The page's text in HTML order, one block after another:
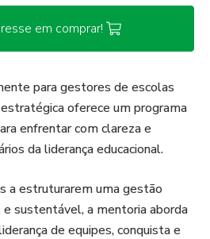
em comprar!
para gestores de escolas
oferece um programa
enfrentar com clareza e
da liderança educacional.
a estruturarem uma gestão
sustentável, a mentoria aborda
de equipes, conquista e